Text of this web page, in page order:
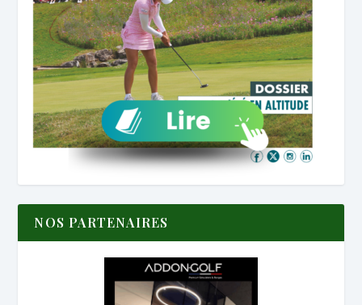
NOS PARTENAIRES